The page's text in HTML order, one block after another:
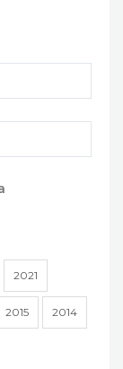
2021
2015 2014